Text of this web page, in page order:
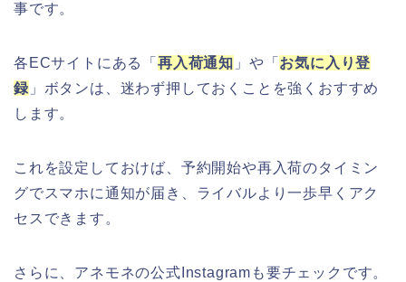
事です。
各ECサイトにある「 再入荷通知 」や「 お気に入り登
録 」ボタンは、迷わず押しておくことを強くおすすめ
します。
これを設定しておけば、予約開始や再入荷のタイミン
グでスマホに通知が届き、ライバルより一歩早くアク
セスできます。
さらに、アネモネの公式Instagramも要チェックです。